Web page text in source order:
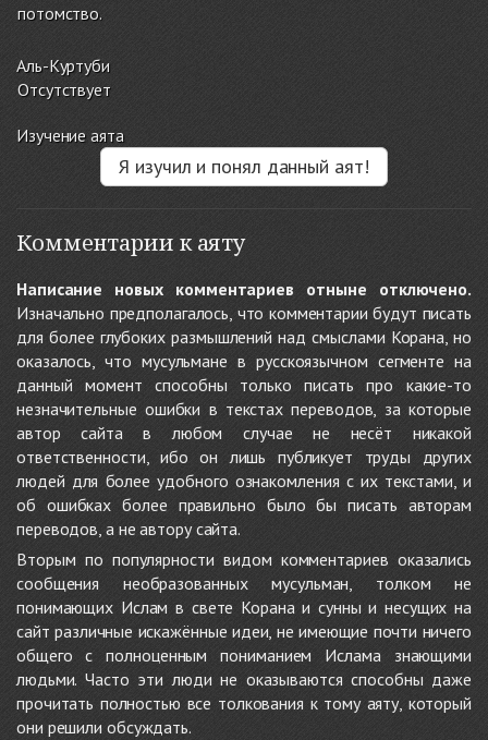
потомство.
Аль-Куртуби
Отсутствует
Изучение аята
Я изучил и понял данный аят!
Комментарии к аяту
Написание новых комментариев отныне отключено.
Изначально предполагалось, что комментарии будут писать
для более глубоких размышлений над смыслами Корана, но
оказалось, что мусульмане в русскоязычном сегменте на
данный момент способны только писать про какие-то
незначительные ошибки в текстах переводов, за которые
автор сайта в любом случае не несёт никакой
ответственности, ибо он лишь публикует труды других
людей для более удобного ознакомления с их текстами, и
об ошибках более правильно было бы писать авторам
переводов, а не автору сайта.
Вторым по популярности видом комментариев оказались
сообщения необразованных мусульман, толком не
понимающих Ислам в свете Корана и сунны и несущих на
сайт различные искажённые идеи, не имеющие почти ничего
общего с полноценным пониманием Ислама знающими
людьми. Часто эти люди не оказываются способны даже
прочитать полностью все толкования к тому аяту, который
они решили обсуждать.